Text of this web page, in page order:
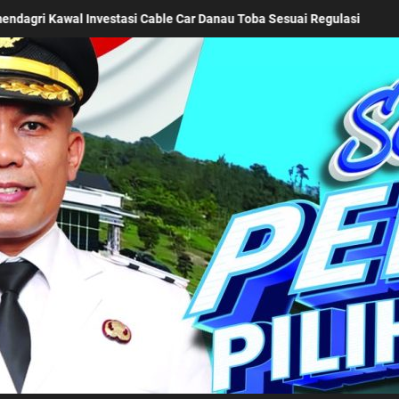
Karakter Generasi Muda, Bupati Simalungun